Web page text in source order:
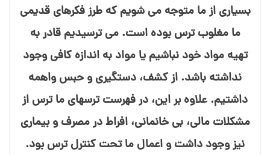
بسیاری از ما متوجه می⁯ شویم که طرز فکرهای قدیمی
ما مغلوب ترس بوده است. می⁯ ترسیدیم قادر به
تهیه مواد خود نباشیم یا مواد به اندازه کافی وجود
نداشته باشد. از کشف، دستگیری و حبس واهمه
داشتیم. علاوه بر این، در فهرست ترسهای ما ترس از
مشکلات مالی، بی⁯ خانمانی، افراط در مصرف و بیماری
نیز وجود داشت و اعمال ما تحت کنترل ترس بود.